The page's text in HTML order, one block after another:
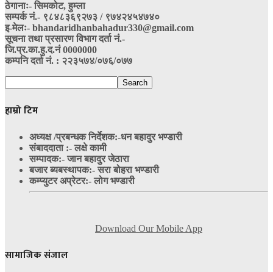
ठेगानाः- सिमकोट, हुम्ला
सम्पर्क नं‍.- ९८४८३६९२७३ / ९७४२४५४७४०
इ-मेलः- bhandaridhanbahadur330@gmail.com
सूचना तथा प्रसारण विभाग दर्ता नं.-
जि.प्र.का.हु.द.नं 0000000
कम्पनि दर्ता नं. : २२३५७४/०७६/०७७
हाम्रो टिम
अध्यक्ष /प्रबन्धक निर्देशक:-धन बहादुर भण्डारी
संबाददाता :- लक्षे कामी
सम्पादक:- जान बहादुर जेठारा
बजार ब्यबस्थापक:- सरा बोहरा भण्डारी
कम्प्युटर अप्रेटर:- लोग भण्डारी
Download Our Mobile App
सामाजिक संजाल